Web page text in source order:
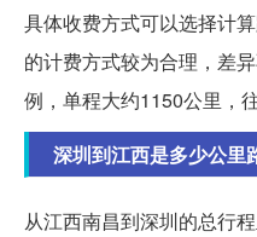
具体收费方式可以选择计
的计费方式较为合理，差
例，单程大约1150公里，
深圳到江西是多少公里
从江西南昌到深圳的总行